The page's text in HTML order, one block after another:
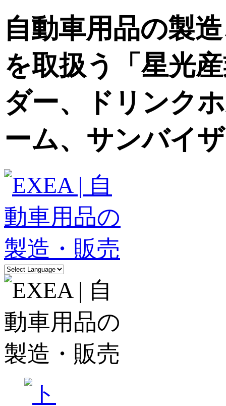
自動車用品の製
を取扱う「星光
ダー、ドリンク
ーム、サンバイ